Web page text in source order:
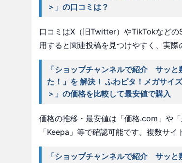
＞」の口コミは？
口コミはX（旧Twitter）やTikTokなど
用すると関連投稿を見つけやすく、実際
「ショップチャンネルで紹介 サッ
た！」を 解決！ ふわピタ！メガサイ
＞」の価格を比較して最安値で購入
価格の推移・最安値は「価格.com」や
「Keepa」等で確認可能です。複数サイ
「ショップチャンネルで紹介 サッ